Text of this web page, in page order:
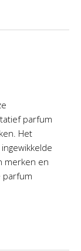
parfum
Het
merken en
parfum